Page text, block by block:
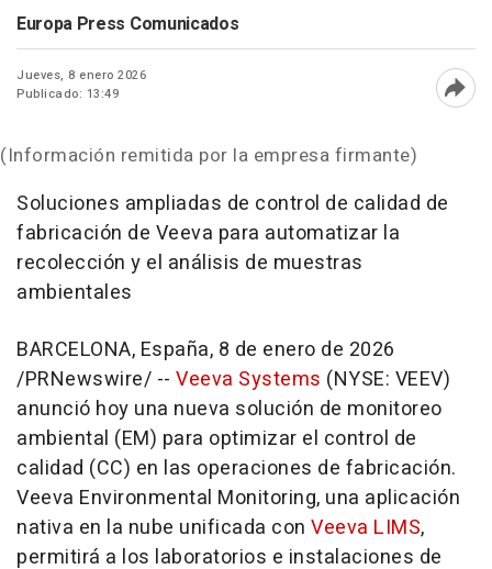
Europa Press Comunicados
Jueves, 8 enero 2026
Publicado: 13:49
(Información remitida por la empresa firmante)
Soluciones ampliadas de control de calidad de
fabricación de Veeva para automatizar la
recolección y el análisis de muestras
ambientales
BARCELONA, España, 8 de enero de 2026
/PRNewswire/ -- Veeva Systems (NYSE: VEEV)
anunció hoy una nueva solución de monitoreo
ambiental (EM) para optimizar el control de
calidad (CC) en las operaciones de fabricación.
Veeva Environmental Monitoring, una aplicación
nativa en la nube unificada con Veeva LIMS,
permitirá a los laboratorios e instalaciones de